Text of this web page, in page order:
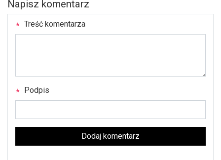
Napisz komentarz
Treść komentarza
Podpis
Dodaj komentarz